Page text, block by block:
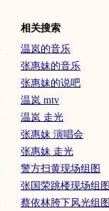
相关搜索
温岚的音乐
张惠妹的音乐
张惠妹的说吧
温岚 mtv
温岚 走光
张惠妹 演唱会
张惠妹 走光
警方扫黄现场组图
张国荣跳楼现场组图
蔡依林胯下风光组图